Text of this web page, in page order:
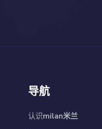
导航
认识milan米兰